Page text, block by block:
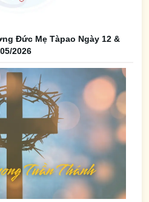
Đức Mẹ Tàpao Ngày 12 &
2026